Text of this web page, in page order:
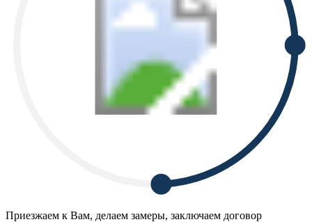
Приезжаем к Вам, делаем замеры, заключаем договор